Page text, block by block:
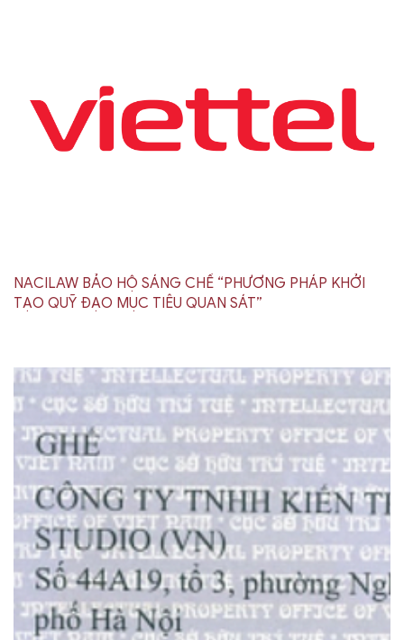
NACILAW BẢO HỘ SÁNG CHẾ “PHƯƠNG PHÁP KHỞI
TẠO QUỸ ĐẠO MỤC TIÊU QUAN SÁT”